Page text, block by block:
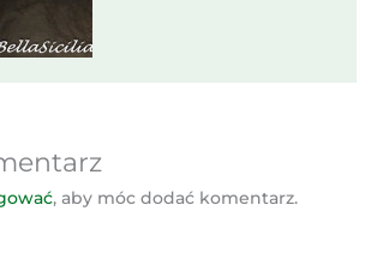
, aby móc dodać komentarz.